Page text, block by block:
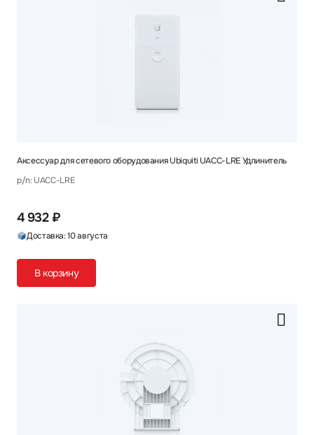
Аксессуар для сетевого оборудования Ubiquiti UACC-LRE Удлинитель
p/n: UACC-LRE
4 932 ₽
Доставка: 10 августа
В корзину